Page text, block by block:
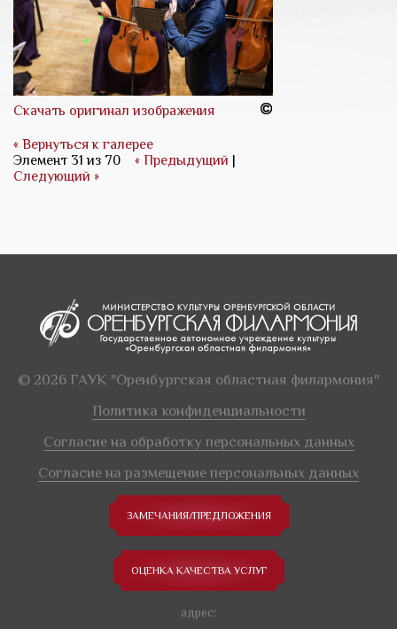
Скачать оригинал изображения
« Вернуться к галерее
Элемент 31 из 70
« Предыдущий |
Следующий »
© 2026 ГАУК "Оренбургская областная филармония"
Политика конфиденциальности
Согласие на обработку персональных данных
Согласие на размещение персональных данных
ЗАМЕЧАНИЯ/ПРЕДЛОЖЕНИЯ
ОЦЕНКА КАЧЕСТВА УСЛУГ
адрес: